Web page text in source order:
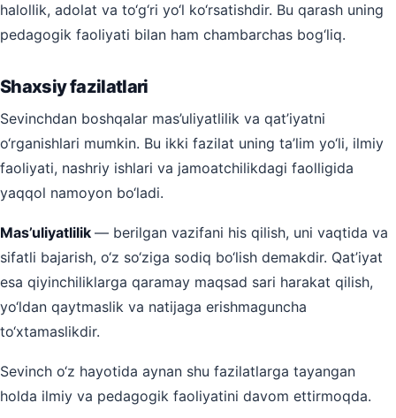
halollik, adolat va to‘g‘ri yo‘l ko‘rsatishdir. Bu qarash uning
pedagogik faoliyati bilan ham chambarchas bog‘liq.
Shaxsiy fazilatlari
Sevinchdan boshqalar mas’uliyatlilik va qat’iyatni
o‘rganishlari mumkin. Bu ikki fazilat uning ta’lim yo‘li, ilmiy
faoliyati, nashriy ishlari va jamoatchilikdagi faolligida
yaqqol namoyon bo‘ladi.
Mas’uliyatlilik — berilgan vazifani his qilish, uni vaqtida va
sifatli bajarish, o‘z so‘ziga sodiq bo‘lish demakdir. Qat’iyat
esa qiyinchiliklarga qaramay maqsad sari harakat qilish,
yo‘ldan qaytmaslik va natijaga erishmaguncha
to‘xtamaslikdir.
Sevinch o‘z hayotida aynan shu fazilatlarga tayangan
holda ilmiy va pedagogik faoliyatini davom ettirmoqda.